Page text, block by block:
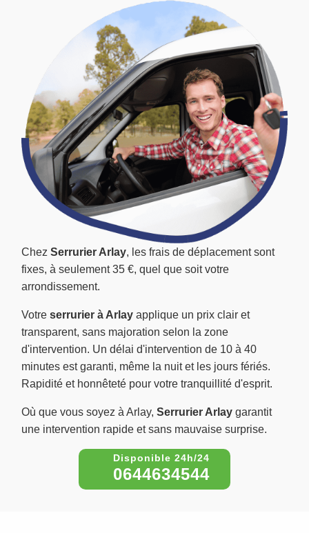
Chez Serrurier Arlay, les frais de déplacement sont
fixes, à seulement 35 €, quel que soit votre
arrondissement.
Votre serrurier à Arlay applique un prix clair et
transparent, sans majoration selon la zone
d'intervention. Un délai d'intervention de 10 à 40
minutes est garanti, même la nuit et les jours fériés.
Rapidité et honnêteté pour votre tranquillité d'esprit.
Où que vous soyez à Arlay, Serrurier Arlay garantit
une intervention rapide et sans mauvaise surprise.
0644634544